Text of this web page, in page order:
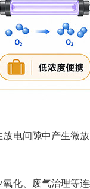
电间隙中产生微
化、废气治理等